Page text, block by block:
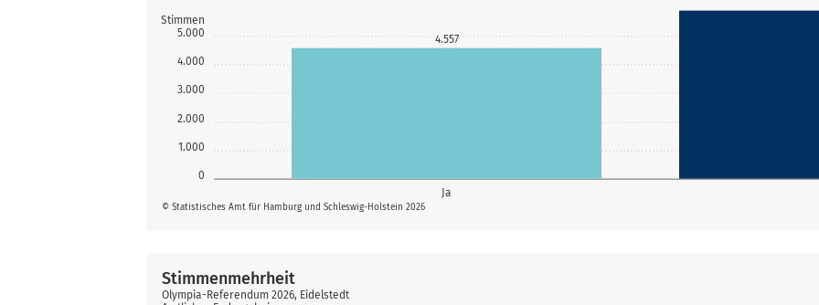
0
1.000
2.000
3.000
4.000
5.000
Stimmen
Ja
4.557
© Statistisches Amt für Hamburg und Schleswig-Holstein 2026
Stimmenmehrheit
Olympia-Referendum 2026, Eidelstedt